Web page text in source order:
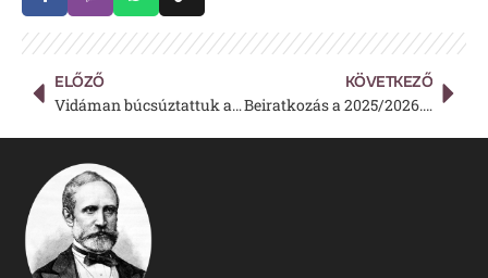
ELŐZŐ
Vidáman búcsúztattuk a telet a Gönczyben
KÖVETKEZŐ
Beiratkozás a 2025/2026. tanítási évre